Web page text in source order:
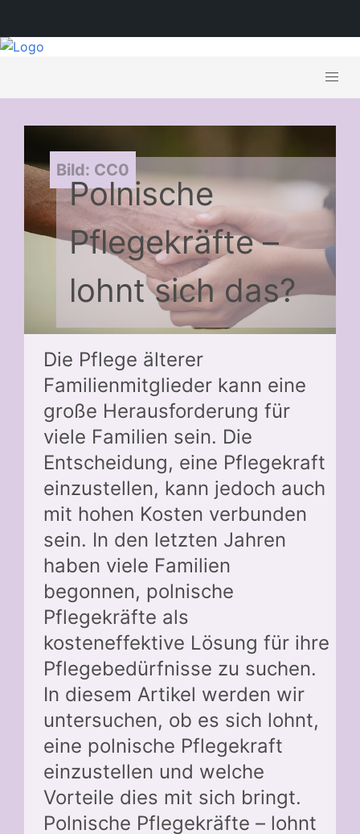
Bild: CC0
Polnische
Pflegekräfte –
lohnt sich das?
Die Pflege älterer
Familienmitglieder kann eine
große Herausforderung für
viele Familien sein. Die
Entscheidung, eine Pflegekraft
einzustellen, kann jedoch auch
mit hohen Kosten verbunden
sein. In den letzten Jahren
haben viele Familien
begonnen, polnische
Pflegekräfte als
kosteneffektive Lösung für ihre
Pflegebedürfnisse zu suchen.
In diesem Artikel werden wir
untersuchen, ob es sich lohnt,
eine polnische Pflegekraft
einzustellen und welche
Vorteile dies mit sich bringt.
Polnische Pflegekräfte – lohnt